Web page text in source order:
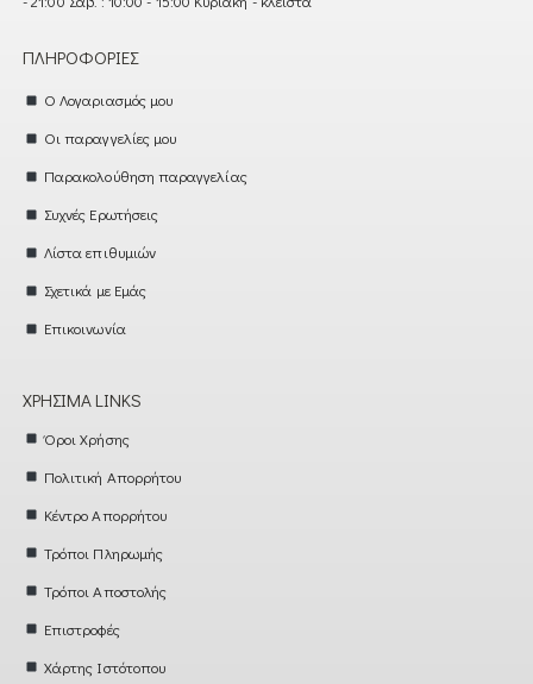
ΠΛΗΡΟΦΟΡΊΕΣ
Ο Λογαριασμός μου
Οι παραγγελίες μου
Παρακολούθηση παραγγελίας
Συχνές Ερωτήσεις
Λίστα επιθυμιών
Σχετικά με Εμάς
Επικοινωνία
ΧΡΉΣΙΜΑ LINKS
Όροι Χρήσης
Πολιτική Απορρήτου
Κέντρο Απορρήτου
Τρόποι Πληρωμής
Τρόποι Αποστολής
Επιστροφές
Χάρτης Ιστότοπου